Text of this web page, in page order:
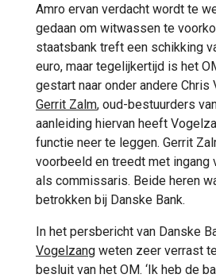
Amro ervan verdacht wordt te
gedaan om witwassen te
staatsbank treft een schikking
euro, maar tegelijkertijd is het
gestart naar onder andere Chris
Gerrit Zalm, oud-bestuurders
aanleiding hiervan heeft
functie neer te leggen. Gerrit
voorbeeld en treedt met ingang
als commissaris. Beide heren
betrokken bij Danske Bank.
In het persbericht van Danske
Vogelzang weten zeer verrast
besluit van het OM. ‘Ik heb de